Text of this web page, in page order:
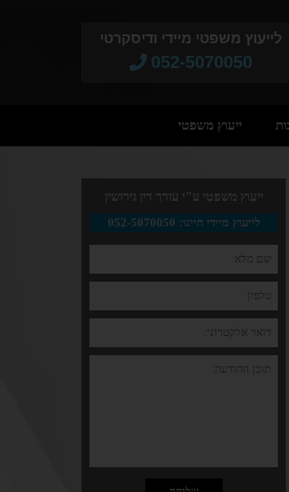
לייעוץ משפטי מיידי ודיסקרטי
052-5070050​
ייעוץ משפטי
ייעוץ משפטי ע"י עורך דין גירושין
לייעוץ מיידי חייגו: 052-5070050